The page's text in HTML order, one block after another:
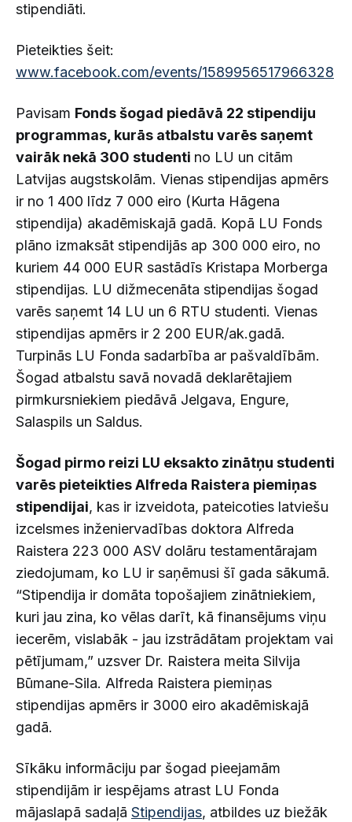
stipendiāti.
Pieteikties šeit:
www.facebook.com/events/1589956517966328
Pavisam Fonds šogad piedāvā 22 stipendiju
programmas, kurās atbalstu varēs saņemt
vairāk nekā 300 studenti no LU un citām
Latvijas augstskolām. Vienas stipendijas apmērs
ir no 1 400 līdz 7 000 eiro (Kurta Hāgena
stipendija) akadēmiskajā gadā. Kopā LU Fonds
plāno izmaksāt stipendijās ap 300 000 eiro, no
kuriem 44 000 EUR sastādīs Kristapa Morberga
stipendijas. LU dižmecenāta stipendijas šogad
varēs saņemt 14 LU un 6 RTU studenti. Vienas
stipendijas apmērs ir 2 200 EUR/ak.gadā.
Turpinās LU Fonda sadarbība ar pašvaldībām.
Šogad atbalstu savā novadā deklarētajiem
pirmkursniekiem piedāvā Jelgava, Engure,
Salaspils un Saldus.
Šogad pirmo reizi LU eksakto zinātņu studenti
varēs pieteikties Alfreda Raistera piemiņas
stipendijai, kas ir izveidota, pateicoties latviešu
izcelsmes inženiervadības doktora Alfreda
Raistera 223 000 ASV dolāru testamentārajam
ziedojumam, ko LU ir saņēmusi šī gada sākumā.
“Stipendija ir domāta topošajiem zinātniekiem,
kuri jau zina, ko vēlas darīt, kā finansējums viņu
iecerēm, vislabāk - jau izstrādātam projektam vai
pētījumam,” uzsver Dr. Raistera meita Silvija
Būmane-Sila. Alfreda Raistera piemiņas
stipendijas apmērs ir 3000 eiro akadēmiskajā
gadā.
Sīkāku informāciju par šogad pieejamām
stipendijām ir iespējams atrast LU Fonda
mājaslapā sadaļā Stipendijas, atbildes uz biežāk